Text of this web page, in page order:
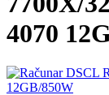
4070